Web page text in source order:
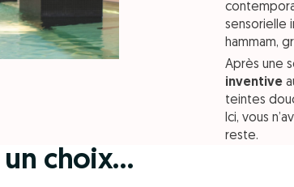
sensorielle
hammam,
Après une
inventive
teintes
Ici, vous
reste.
un choix…